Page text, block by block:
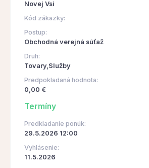
Novej Vsi
Kód zákazky:
Postup:
Obchodná verejná súťaž
Druh:
Tovary,Služby
Predpokladaná hodnota:
0,00 €
Termíny
Predkladanie ponúk:
29.5.2026 12:00
Vyhlásenie:
11.5.2026